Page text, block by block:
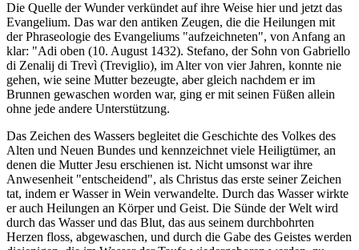
Die Quelle der Wunder verkündet auf ihre Weise hier und jetzt das
Evangelium. Das war den antiken Zeugen, die die Heilungen mit
der Phraseologie des Evangeliums "aufzeichneten", von Anfang an
klar: "Adi oben (10. August 1432). Stefano, der Sohn von Gabriello
di Zenalij di Trevì (Treviglio), im Alter von vier Jahren, konnte nie
gehen, wie seine Mutter bezeugte, aber gleich nachdem er im
Brunnen gewaschen worden war, ging er mit seinen Füßen allein
ohne jede andere Unterstützung.
Das Zeichen des Wassers begleitet die Geschichte des Volkes des
Alten und Neuen Bundes und kennzeichnet viele Heiligtümer, an
denen die Mutter Jesu erschienen ist. Nicht umsonst war ihre
Anwesenheit "entscheidend", als Christus das erste seiner Zeichen
tat, indem er Wasser in Wein verwandelte. Durch das Wasser wirkte
er auch Heilungen an Körper und Geist. Die Sünde der Welt wird
durch das Wasser und das Blut, das aus seinem durchbohrten
Herzen floss, abgewaschen, und durch die Gabe des Geistes werden